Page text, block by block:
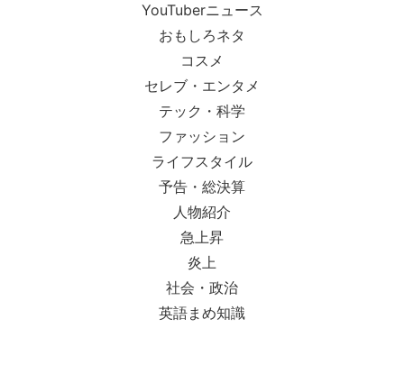
YouTuberニュース
おもしろネタ
コスメ
セレブ・エンタメ
テック・科学
ファッション
ライフスタイル
予告・総決算
人物紹介
急上昇
炎上
社会・政治
英語まめ知識